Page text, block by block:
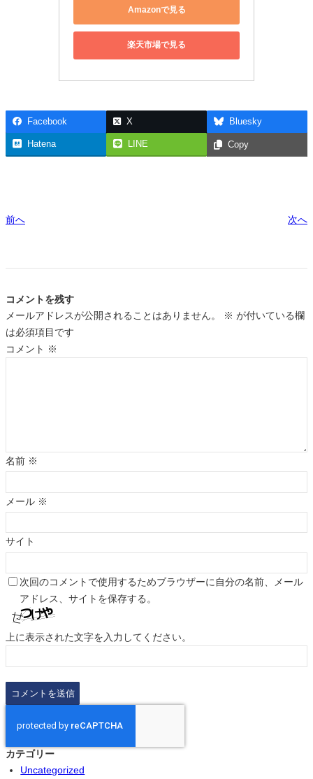
Amazonで見る
楽天市場で見る
Facebook X Bluesky
Hatena LINE Copy
前へ 次へ
コメントを残す
メールアドレスが公開されることはありません。
※ が付いている欄
は必須項目です
コメント ※
名前 ※
メール ※
サイト
次回のコメントで使用するためブラウザーに自分の名前、メール
アドレス、サイトを保存する。
上に表示された文字を入力してください。
カテゴリー
Uncategorized